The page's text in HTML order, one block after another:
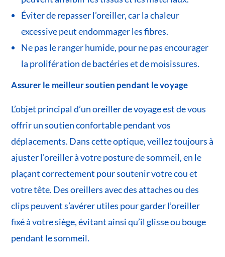
Éviter de repasser l’oreiller, car la chaleur
excessive peut endommager les fibres.
Ne pas le ranger humide, pour ne pas encourager
la prolifération de bactéries et de moisissures.
Assurer le meilleur soutien pendant le voyage
L’objet principal d’un oreiller de voyage est de vous
offrir un soutien confortable pendant vos
déplacements. Dans cette optique, veillez toujours à
ajuster l’oreiller à votre posture de sommeil, en le
plaçant correctement pour soutenir votre cou et
votre tête. Des oreillers avec des attaches ou des
clips peuvent s’avérer utiles pour garder l’oreiller
fixé à votre siège, évitant ainsi qu’il glisse ou bouge
pendant le sommeil.